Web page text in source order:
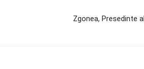
Zgonea, Presedinte